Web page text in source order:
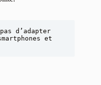
d’adapter
et